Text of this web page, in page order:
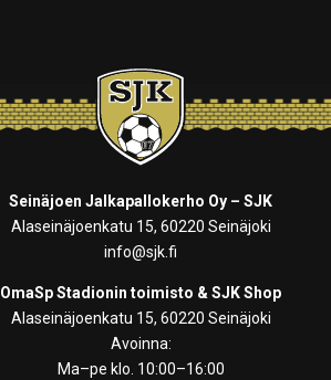
Seinäjoen Jalkapallokerho Oy – SJK
Alaseinäjoenkatu 15, 60220 Seinäjoki
info@sjk.fi
OmaSp Stadionin toimisto & SJK Shop
Alaseinäjoenkatu 15, 60220 Seinäjoki
Avoinna:
Ma–pe klo. 10:00–16:00